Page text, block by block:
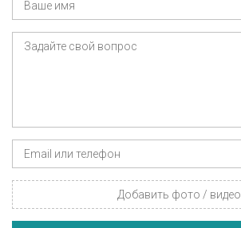
Добавить фото / видео